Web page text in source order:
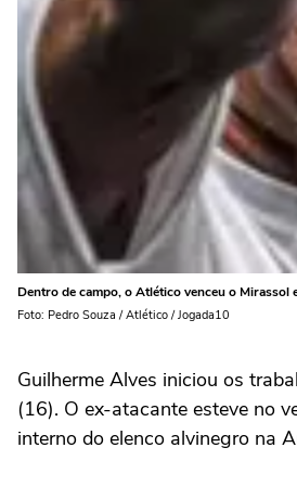
Dentro de campo, o Atlético venceu o Mirassol
Foto: Pedro Souza / Atlético / Jogada10
Guilherme Alves iniciou os
(16). O ex-atacante esteve no
interno do elenco alvinegro na